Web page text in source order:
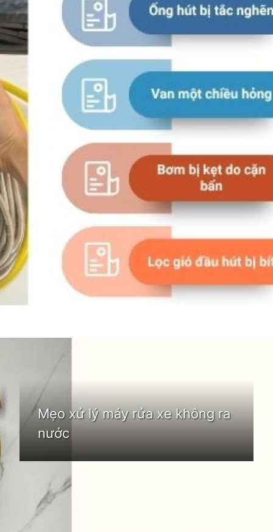
Mẹo xử lý máy rửa xe không ra
nước